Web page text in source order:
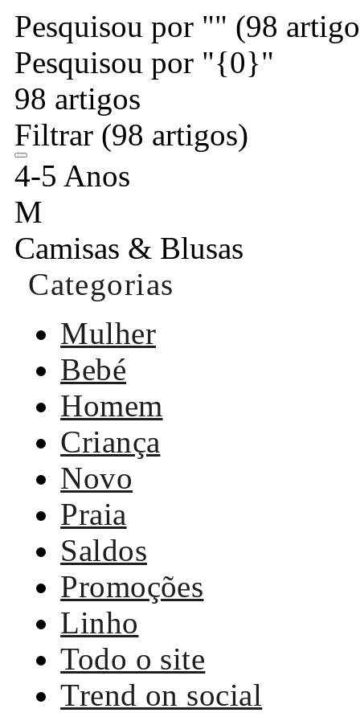
Pesquisou por "" (98
Pesquisou por "{0}"
98 artigos
Filtrar (98 artigos)
4-5 Anos
M
Camisas & Blusas
Categorias
Mulher
Bebé
Homem
Criança
Novo
Praia
Saldos
Promoções
Linho
Todo o site
Trend on social